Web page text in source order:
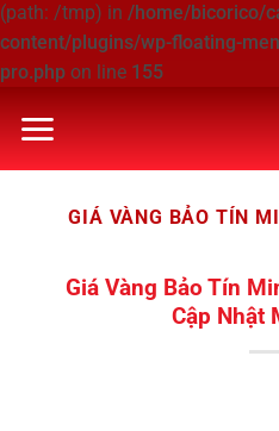
(path: /tmp) in /home/bicorico/
content/plugins/wp-floating-
pro.php on line 155
qua
GIÁ VÀNG BẢO TÍN
Giá Vàng Bảo Tín
Cập Nhật